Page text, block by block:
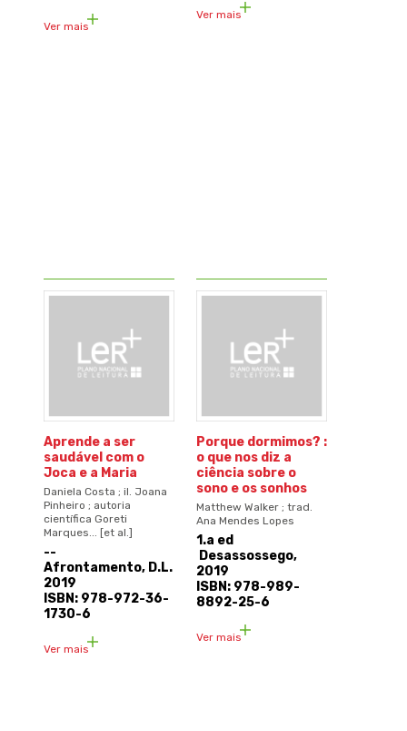
Ver mais
Ver mais
Aprende a ser
saudável com o
Joca e a Maria
Daniela Costa ; il. Joana
Pinheiro ; autoria
científica Goreti
Marques... [et al.]
--
Afrontamento, D.L.
2019
ISBN: 978-972-36-
1730-6
Ver mais
Porque dormimos? :
o que nos diz a
ciência sobre o
sono e os sonhos
Matthew Walker ; trad.
Ana Mendes Lopes
1.a ed
Desassossego,
2019
ISBN: 978-989-
8892-25-6
Ver mais